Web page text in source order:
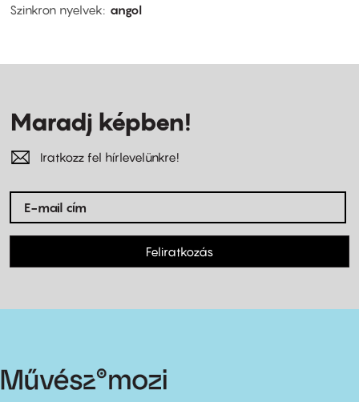
Szinkron nyelvek
angol
Maradj képben!
Iratkozz fel hírlevelünkre!
Feliratkozás